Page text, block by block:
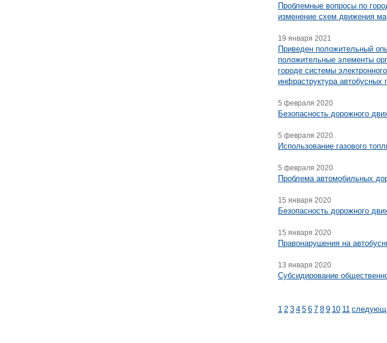
Проблемные вопросы по
изменение схем движения
19 января 2021
Приведен положительный
положительные элементы
городе системы
инфраструктура автобусных
5 февраля 2020
Безопасность дорожного
5 февраля 2020
Использование газового
5 февраля 2020
Проблема автомобильных
15 января 2020
Безопасность дорожного
15 января 2020
Правонарушения на
13 января 2020
Субсидирование
1 2 3 4 5 6 7 8 9 10 11